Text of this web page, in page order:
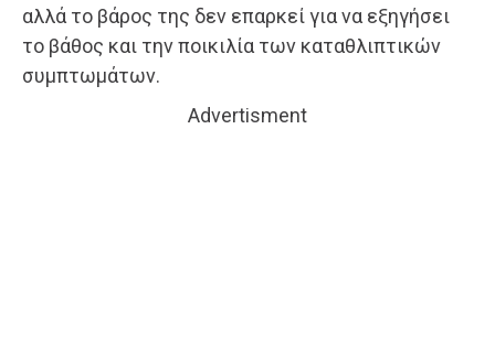
αλλά το βάρος της δεν επαρκεί για να εξηγήσει
το βάθος και την ποικιλία των καταθλιπτικών
συμπτωμάτων.
Advertisment